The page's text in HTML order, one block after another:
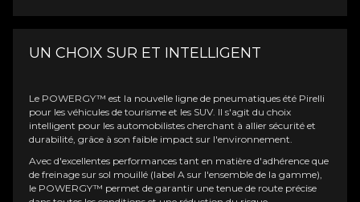
UN CHOIX SUR ET INTELLIGENT
Le POWERGY™ est la nouvelle ligne de pneumatiques été Pirelli
pour les véhicules de tourisme et les SUV. Il s'agit du choix
intelligent pour les automobilistes cherchant à allier sécurité et
durabilité, grâce à son faible impact sur l'environnement.
Avec d'excellentes performances tant en matière d'adhérence que
de freinage sur sol mouillé (label A sur l'ensemble de la gamme),
le POWERGY™ permet de garantir une tenue de route précise